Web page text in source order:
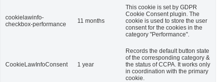
cookielawinfo-
checkbox-performance
11 months
This cookie is set by GDPR
Cookie Consent plugin. The
cookie is used to store the user
consent for the cookies in the
category "Performance".
CookieLawInfoConsent 1 year
Records the default button state
of the corresponding category &
the status of CCPA. It works only
in coordination with the primary
cookie.